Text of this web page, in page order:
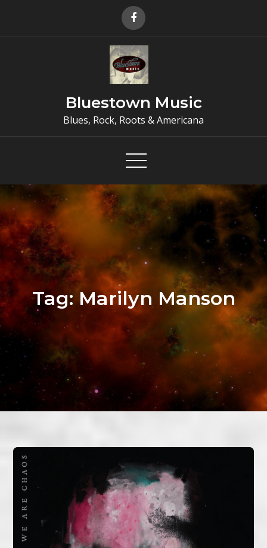
Bluestown Music
Blues, Rock, Roots & Americana
Tag:Marilyn Manson